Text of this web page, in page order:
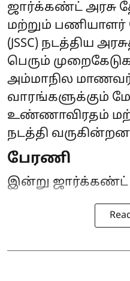
ஜார்க்கண்ட் அரசு
மற்றும்
(JSSC) நடத்திய
பெரும்
அம்மாநில
வாரங்களுக்கும்
உண்ணாவிரதம்
நடத்தி
பேரணி
இன்று ஜார்க்கண்ட்